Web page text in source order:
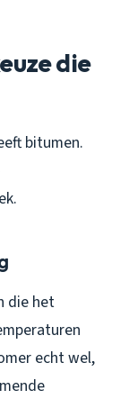
die
bitumen.
die het
echt wel,